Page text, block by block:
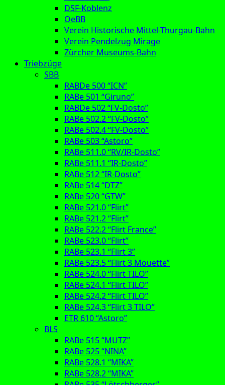
DSF-Koblenz
OeBB
Verein Historische Mittel-Thurgau-Bahn
Verein Pendelzug Mirage
Zürcher Museums-Bahn
Triebzüge
SBB
RABDe 500 “ICN”
RABe 501 “Giruno”
RABDe 502 “FV-Dosto”
RABe 502.2 “FV-Dosto”
RABe 502.4 “FV-Dosto”
RABe 503 “Astoro”
RABe 511.0 “RV/IR-Dosto”
RABe 511.1 “IR-Dosto”
RABe 512 “IR-Dosto”
RABe 514 “DTZ”
RABe 520 “GTW”
RABe 521.0 “Flirt”
RABe 521.2 “Flirt”
RABe 522.2 “Flirt France”
RABe 523.0 “Flirt”
RABe 523.1 “Flirt 3”
RABe 523.5 “Flirt 3 Mouette”
RABe 524.0 “Flirt TILO”
RABe 524.1 “Flirt TILO”
RABe 524.2 “Flirt TILO”
RABe 524.3 “Flirt 3 TILO”
ETR 610 “Astoro”
BLS
RABe 515 “MUTZ”
RABe 525 “NINA”
RABe 528.1 “MIKA”
RABe 528.2 “MIKA”